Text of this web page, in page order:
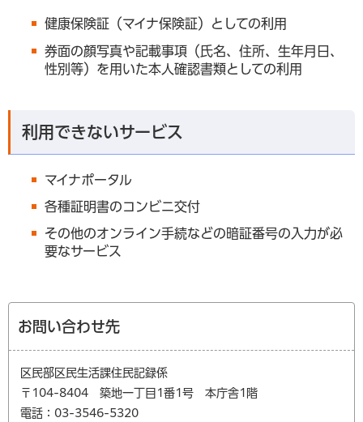
健康保険証（マイナ保険証）としての利用
券面の顔写真や記載事項（氏名、住所、生年月日、
性別等）を用いた本人確認書類としての利用
利用できないサービス
マイナポータル
各種証明書のコンビニ交付
その他のオンライン手続などの暗証番号の入力が必
要なサービス
お問い合わせ先
区民部区民生活課住民記録係
〒104-8404 築地一丁目1番1号 本庁舎1階
電話：03-3546-5320